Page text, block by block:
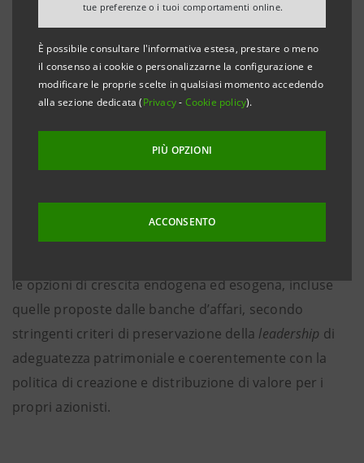
tue preferenze o i tuoi comportamenti online.
È possibile consultare l'informativa estesa, prestare o meno
il consenso ai cookie o personalizzarne la configurazione e
modificare le proprie scelte in qualsiasi momento accedendo
alla sezione dedicata (Privacy- Cookie policy).
PIÙ OPZIONI
ACCONSENTO
operazione di aggregazione con Assicurazioni
Generali, Intesa Sanpaolo conferma, in coerenza con
il Piano di Impresa 2014-2017 reso noto al mercato, il
proprio interesse industriale per la crescita nel
settore del risparmio gestito, del private banking
quello dell’assicurazione in sinergia con le proprie reti
le opzioni di crescita endogena ed esogena, incluse
quelle proposte dalle banche d’affari, secondo
stringenti criteri di preservazione della leadership di
adeguatezza patrimoniale e coerentemente con la
politica di creazione e distribuzione di valore per i
propri azionisti.